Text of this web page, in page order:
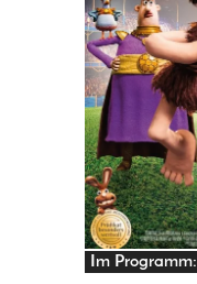
Im Programm: